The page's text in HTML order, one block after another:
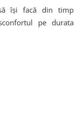
își facă din timp
pe durata